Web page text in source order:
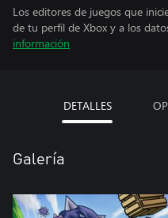
Los editores de juegos que
de tu perfil de Xbox y a los
información
DETALLES
Galería